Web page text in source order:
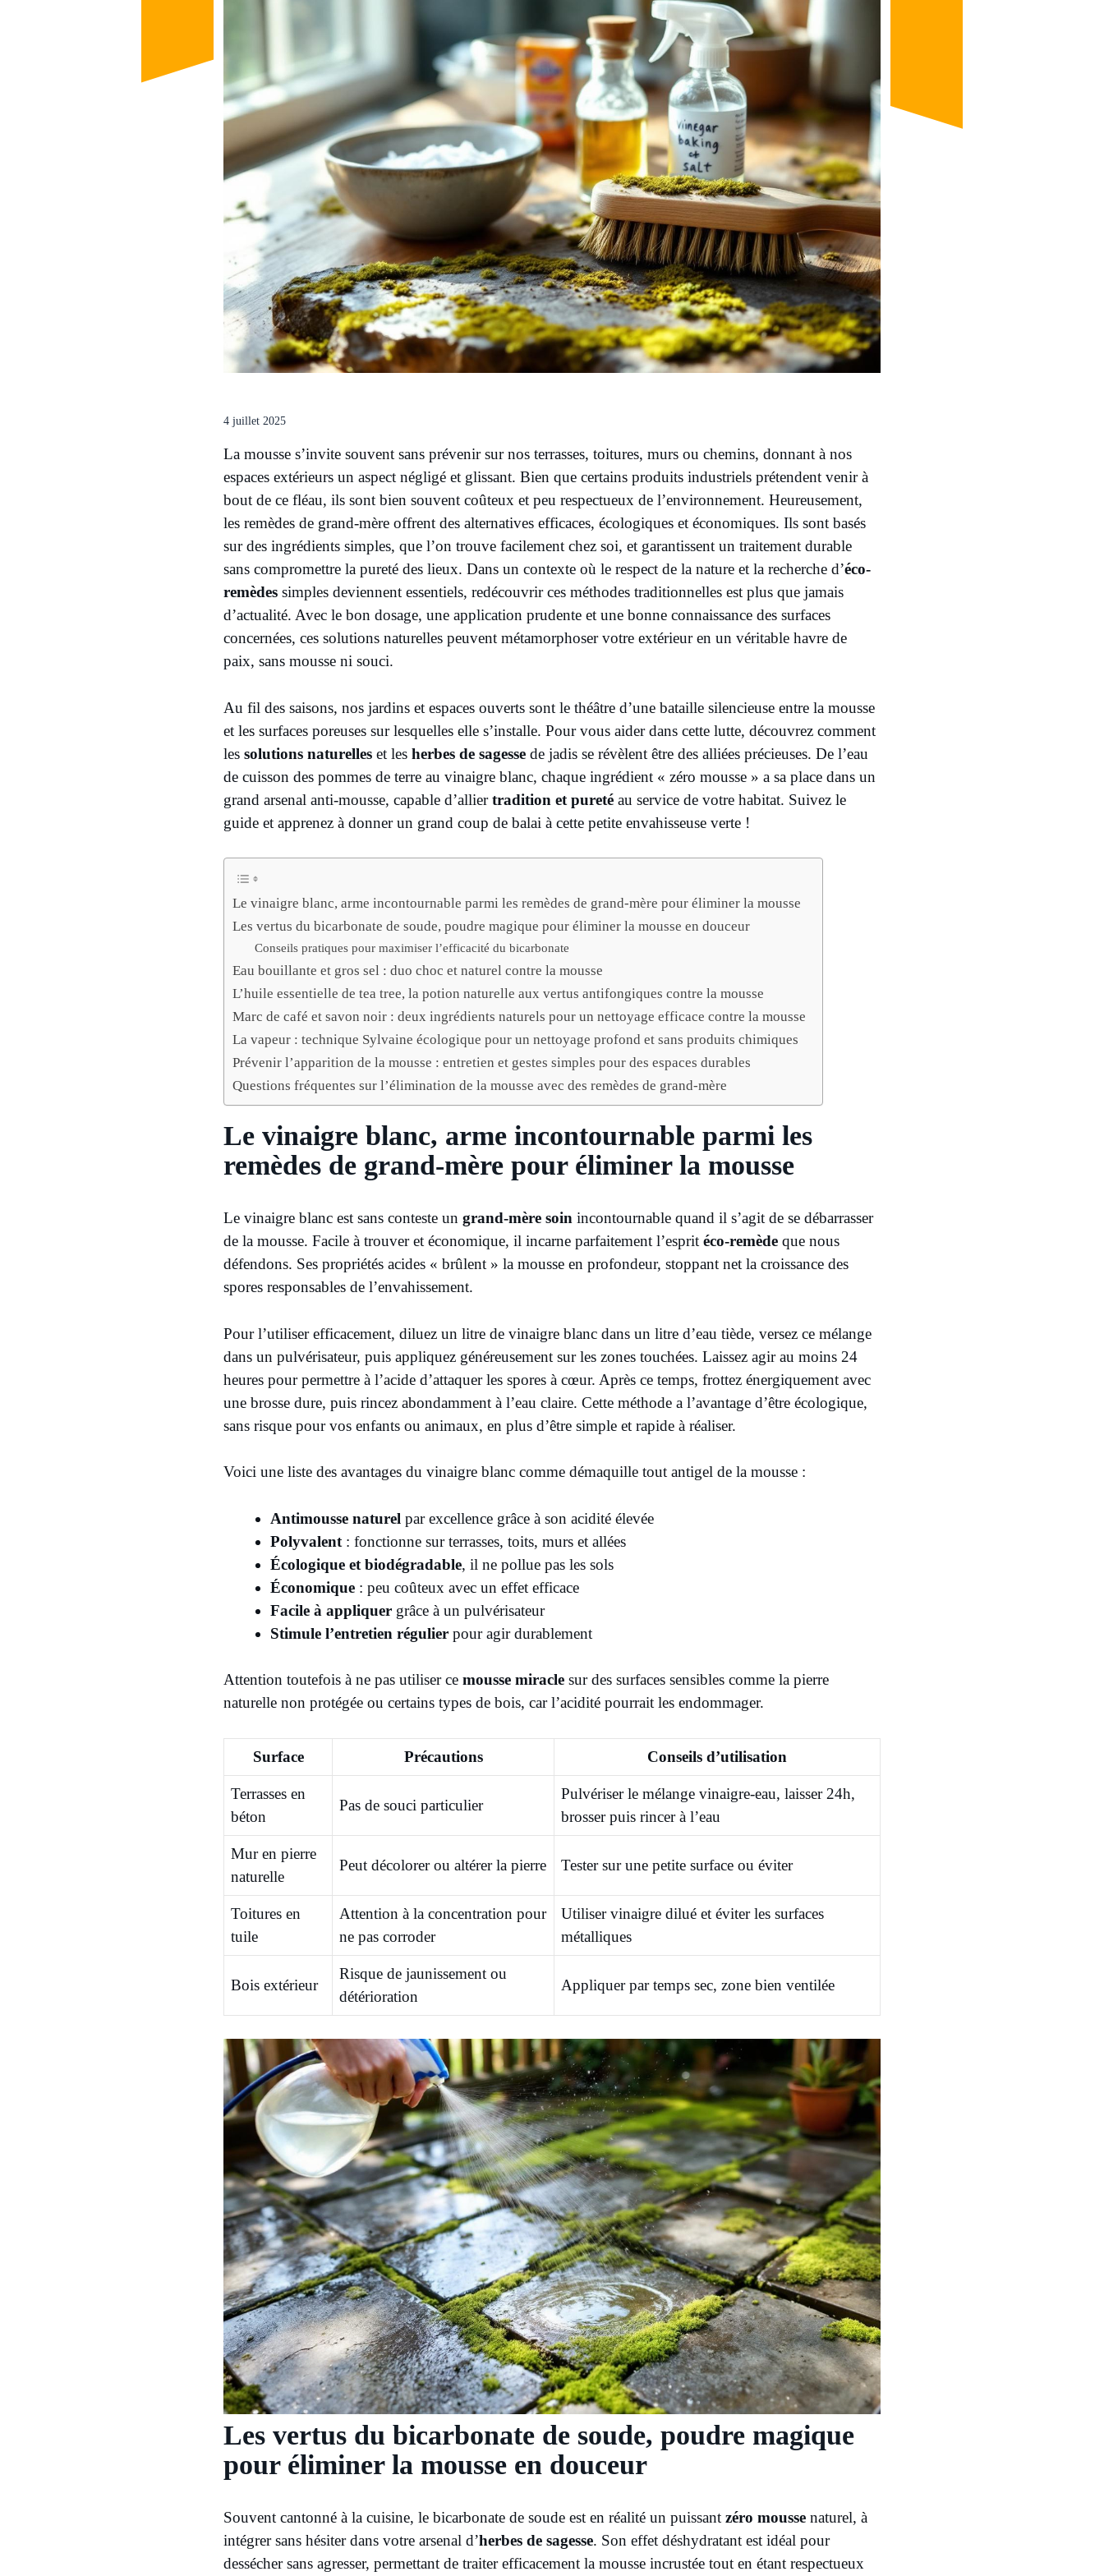
4 juillet 2025
La mousse s’invite souvent sans prévenir sur nos terrasses, toitures, murs ou chemins, donnant à nos
espaces extérieurs un aspect négligé et glissant. Bien que certains produits industriels prétendent venir à
bout de ce fléau, ils sont bien souvent coûteux et peu respectueux de l’environnement. Heureusement,
les remèdes de grand-mère offrent des alternatives efficaces, écologiques et économiques. Ils sont basés
sur des ingrédients simples, que l’on trouve facilement chez soi, et garantissent un traitement durable
sans compromettre la pureté des lieux. Dans un contexte où le respect de la nature et la recherche d’éco-
remèdes simples deviennent essentiels, redécouvrir ces méthodes traditionnelles est plus que jamais
d’actualité. Avec le bon dosage, une application prudente et une bonne connaissance des surfaces
concernées, ces solutions naturelles peuvent métamorphoser votre extérieur en un véritable havre de
paix, sans mousse ni souci.
Au fil des saisons, nos jardins et espaces ouverts sont le théâtre d’une bataille silencieuse entre la mousse
et les surfaces poreuses sur lesquelles elle s’installe. Pour vous aider dans cette lutte, découvrez comment
les solutions naturelles et les herbes de sagesse de jadis se révèlent être des alliées précieuses. De l’eau
de cuisson des pommes de terre au vinaigre blanc, chaque ingrédient « zéro mousse » a sa place dans un
grand arsenal anti-mousse, capable d’alliertradition et pureté au service de votre habitat. Suivez le
guide et apprenez à donner un grand coup de balai à cette petite envahisseuse verte !
Le vinaigre blanc, arme incontournable parmi les remèdes de grand-mère pour éliminer la mousse
Les vertus du bicarbonate de soude, poudre magique pour éliminer la mousse en douceur
Conseils pratiques pour maximiser l’efficacité du bicarbonate
Eau bouillante et gros sel : duo choc et naturel contre la mousse
L’huile essentielle de tea tree, la potion naturelle aux vertus antifongiques contre la mousse
Marc de café et savon noir : deux ingrédients naturels pour un nettoyage efficace contre la mousse
La vapeur : technique Sylvaine écologique pour un nettoyage profond et sans produits chimiques
Prévenir l’apparition de la mousse : entretien et gestes simples pour des espaces durables
Questions fréquentes sur l’élimination de la mousse avec des remèdes de grand-mère
Le vinaigre blanc, arme incontournable parmi les
remèdes de grand-mère pour éliminer la mousse
Le vinaigre blanc est sans conteste un grand-mère soin incontournable quand il s’agit de se débarrasser
de la mousse. Facile à trouver et économique, il incarne parfaitement l’esprit éco-remède que nous
défendons. Ses propriétés acides « brûlent » la mousse en profondeur, stoppant net la croissance des
spores responsables de l’envahissement.
Pour l’utiliser efficacement, diluez un litre de vinaigre blanc dans un litre d’eau tiède, versez ce mélange
dans un pulvérisateur, puis appliquez généreusement sur les zones touchées. Laissez agir au moins 24
heures pour permettre à l’acide d’attaquer les spores à cœur. Après ce temps, frottez énergiquement avec
une brosse dure, puis rincez abondamment à l’eau claire. Cette méthode a l’avantage d’être écologique,
sans risque pour vos enfants ou animaux, en plus d’être simple et rapide à réaliser.
Voici une liste des avantages du vinaigre blanc comme démaquille tout antigel de la mousse :
Antimousse naturel par excellence grâce à son acidité élevée
Polyvalent : fonctionne sur terrasses, toits, murs et allées
Écologique et biodégradable, il ne pollue pas les sols
Économique : peu coûteux avec un effet efficace
Facile à appliquer grâce à un pulvérisateur
Stimule l’entretien régulier pour agir durablement
Attention toutefois à ne pas utiliser ce mousse miracle sur des surfaces sensibles comme la pierre
naturelle non protégée ou certains types de bois, car l’acidité pourrait les endommager.
Surface Précautions Conseils d’utilisation
Terrasses en
béton
Pas de souci particulier
Pulvériser le mélange vinaigre-eau, laisser 24h,
brosser puis rincer à l’eau
Mur en pierre
naturelle
Peut décolorer ou altérer la pierre Tester sur une petite surface ou éviter
Toitures en
tuile
Attention à la concentration pour
ne pas corroder
Utiliser vinaigre dilué et éviter les surfaces
métalliques
Bois extérieur
Risque de jaunissement ou
détérioration
Appliquer par temps sec, zone bien ventilée
Les vertus du bicarbonate de soude, poudre magique
pour éliminer la mousse en douceur
Souvent cantonné à la cuisine, le bicarbonate de soude est en réalité un puissant zéro mousse naturel, à
intégrer sans hésiter dans votre arsenal d’herbes de sagesse. Son effet déshydratant est idéal pour
dessécher sans agresser, permettant de traiter efficacement la mousse incrustée tout en étant respectueux